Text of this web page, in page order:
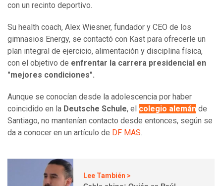
con un recinto deportivo.
Su health coach, Alex Wiesner, fundador y CEO de los
gimnasios Energy, se contactó con Kast para ofrecerle un
plan integral de ejercicio, alimentación y disciplina física,
con el objetivo de enfrentar la carrera presidencial en
"mejores condiciones".
Aunque se conocían desde la adolescencia por haber
coincidido en la Deutsche Schule, el colegio alemán de
Santiago, no mantenían contacto desde entonces, según se
da a conocer en un artículo de DF MAS.
Lee También >